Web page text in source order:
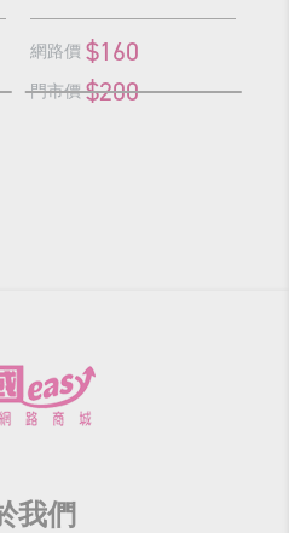
網路價 $160
門市價 $200
我們